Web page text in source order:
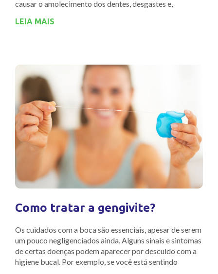
causar o amolecimento dos dentes, desgastes e,
LEIA MAIS
Como tratar a gengivite?
Os cuidados com a boca são essenciais, apesar de serem
um pouco negligenciados ainda. Alguns sinais e sintomas
de certas doenças podem aparecer por descuido com a
higiene bucal. Por exemplo, se você está sentindo